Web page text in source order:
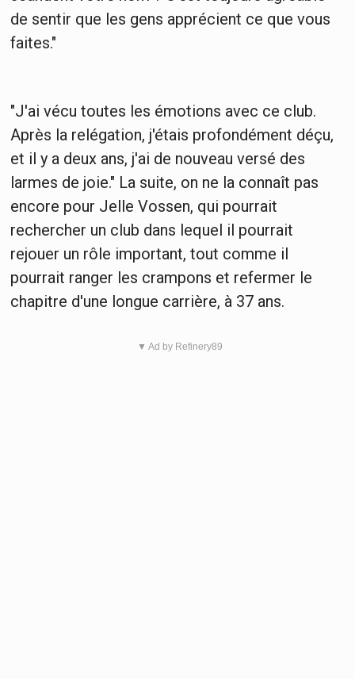
de sentir que les gens apprécient ce que vous
faites."
"J'ai vécu toutes les émotions avec ce club.
Après la relégation, j'étais profondément déçu,
et il y a deux ans, j'ai de nouveau versé des
larmes de joie." La suite, on ne la connaît pas
encore pour Jelle Vossen, qui pourrait
rechercher un club dans lequel il pourrait
rejouer un rôle important, tout comme il
pourrait ranger les crampons et refermer le
chapitre d'une longue carrière, à 37 ans.
▼ Ad by Refinery89